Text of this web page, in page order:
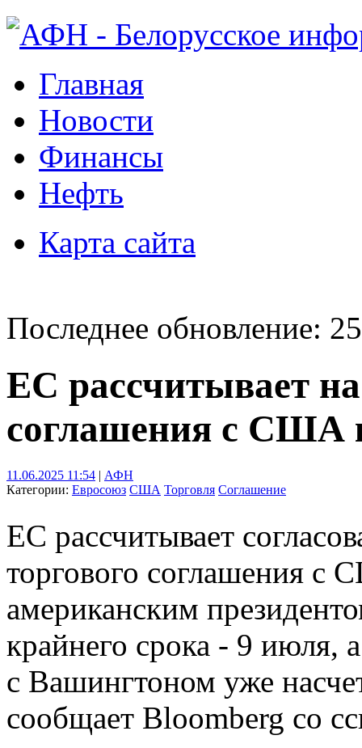
Главная
Новости
Финансы
Нефть
Карта сайта
Последнее обновление:
ЕС рассчитывает
соглашения с США
11.06.2025 11:54 | АФН
Категории: Евросоюз США Торговля Соглашение
ЕС рассчитывает
торгового соглашения с
американским
крайнего срока - 9 июля,
с Вашингтоном уже
сообщает Bloomberg со